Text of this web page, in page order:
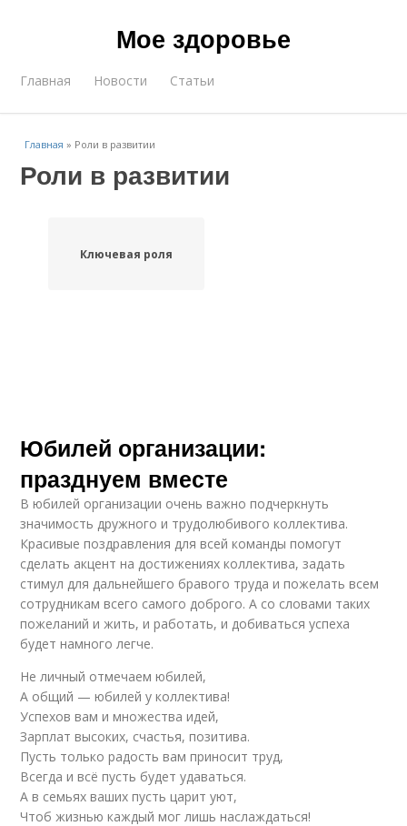
Мое здоровье
Главная Новости Статьи
Главная » Роли в развитии
Роли в развитии
Ключевая роля
Юбилей организации:
празднуем вместе
В юбилей организации очень важно подчеркнуть
значимость дружного и трудолюбивого коллектива.
Красивые поздравления для всей команды помогут
сделать акцент на достижениях коллектива, задать
стимул для дальнейшего бравого труда и пожелать всем
сотрудникам всего самого доброго. А со словами таких
пожеланий и жить, и работать, и добиваться успеха
будет намного легче.
Не личный отмечаем юбилей,
А общий — юбилей у коллектива!
Успехов вам и множества идей,
Зарплат высоких, счастья, позитива.
Пусть только радость вам приносит труд,
Всегда и всё пусть будет удаваться.
А в семьях ваших пусть царит уют,
Чтоб жизнью каждый мог лишь наслаждаться!